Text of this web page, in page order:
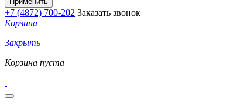
+7 (4872) 700-202 Заказать звонок
Корзина
Закрыть
Корзина пуста